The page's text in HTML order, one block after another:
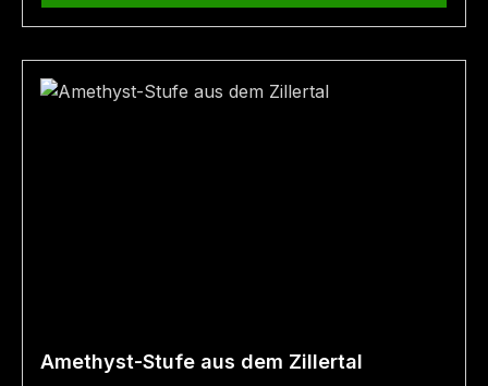
Amethyst-Stufe aus dem Zillertal